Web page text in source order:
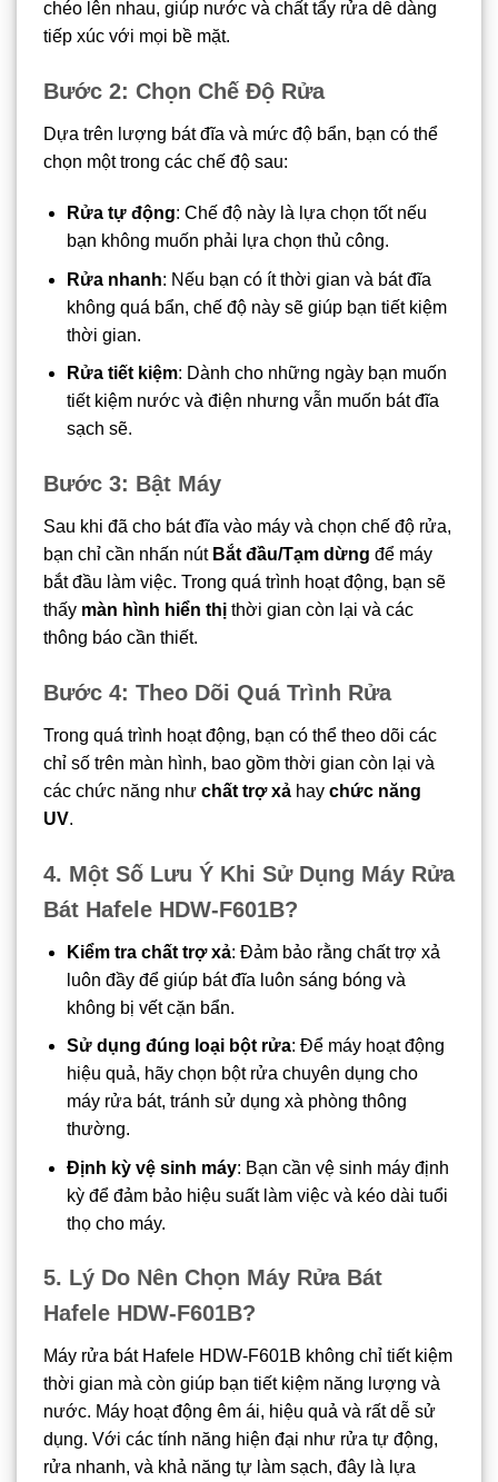
chéo lên nhau, giúp nước và chất tẩy rửa dễ dàng
tiếp xúc với mọi bề mặt.
Bước 2: Chọn Chế Độ Rửa
Dựa trên lượng bát đĩa và mức độ bẩn, bạn có thể
chọn một trong các chế độ sau:
Rửa tự động: Chế độ này là lựa chọn tốt nếu
bạn không muốn phải lựa chọn thủ công.
Rửa nhanh: Nếu bạn có ít thời gian và bát đĩa
không quá bẩn, chế độ này sẽ giúp bạn tiết kiệm
thời gian.
Rửa tiết kiệm: Dành cho những ngày bạn muốn
tiết kiệm nước và điện nhưng vẫn muốn bát đĩa
sạch sẽ.
Bước 3: Bật Máy
Sau khi đã cho bát đĩa vào máy và chọn chế độ rửa,
bạn chỉ cần nhấn nút Bắt đầu/Tạm dừng để máy
bắt đầu làm việc. Trong quá trình hoạt động, bạn sẽ
thấy màn hình hiển thị thời gian còn lại và các
thông báo cần thiết.
Bước 4: Theo Dõi Quá Trình Rửa
Trong quá trình hoạt động, bạn có thể theo dõi các
chỉ số trên màn hình, bao gồm thời gian còn lại và
các chức năng như chất trợ xả hay chức năng
UV.
4. Một Số Lưu Ý Khi Sử Dụng Máy Rửa
Bát Hafele HDW-F601B?
Kiểm tra chất trợ xả: Đảm bảo rằng chất trợ xả
luôn đầy để giúp bát đĩa luôn sáng bóng và
không bị vết cặn bẩn.
Sử dụng đúng loại bột rửa: Để máy hoạt động
hiệu quả, hãy chọn bột rửa chuyên dụng cho
máy rửa bát, tránh sử dụng xà phòng thông
thường.
Định kỳ vệ sinh máy: Bạn cần vệ sinh máy định
kỳ để đảm bảo hiệu suất làm việc và kéo dài tuổi
thọ cho máy.
5. Lý Do Nên Chọn Máy Rửa Bát
Hafele HDW-F601B?
Máy rửa bát Hafele HDW-F601B không chỉ tiết kiệm
thời gian mà còn giúp bạn tiết kiệm năng lượng và
nước. Máy hoạt động êm ái, hiệu quả và rất dễ sử
dụng. Với các tính năng hiện đại như rửa tự động,
rửa nhanh, và khả năng tự làm sạch, đây là lựa